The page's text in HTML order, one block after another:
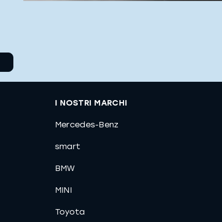
I NOSTRI MARCHI
Mercedes-Benz
smart
BMW
MINI
Toyota